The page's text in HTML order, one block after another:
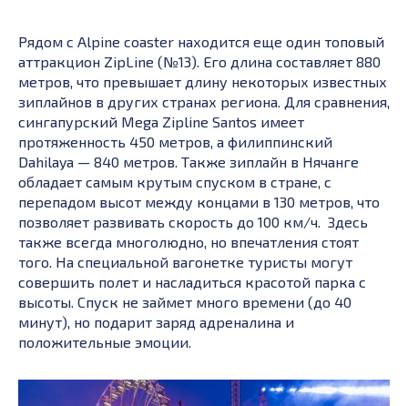
Рядом с Alpine coaster находится еще один топовый
аттракцион ZipLine (№13). Его длина составляет 880
метров, что превышает длину некоторых известных
зиплайнов в других странах региона. Для сравнения,
сингапурский Mega Zipline Santos имеет
протяженность 450 метров, а филиппинский
Dahilaya — 840 метров. Также зиплайн в Нячанге
обладает самым крутым спуском в стране, с
перепадом высот между концами в 130 метров, что
позволяет развивать скорость до 100 км/ч. Здесь
также всегда многолюдно, но впечатления стоят
того. На специальной вагонетке туристы могут
совершить полет и насладиться красотой парка с
высоты. Спуск не займет много времени (до 40
минут), но подарит заряд адреналина и
положительные эмоции.